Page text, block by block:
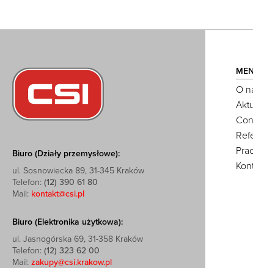
Biuro (Działy przemysłowe):
ul. Sosnowiecka 89, 31-345 Kraków
Telefon: (12) 390 61 80
Mail: kontakt@csi.pl
Biuro (Elektronika użytkowa):
ul. Jasnogórska 69, 31-358 Kraków
Telefon: (12) 323 62 00
Mail: zakupy@csi.krakow.pl
O